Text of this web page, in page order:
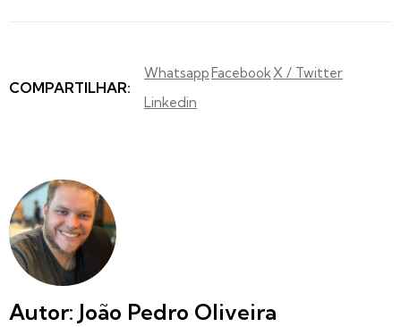
COMPARTILHAR:
Whatsapp FacebookX / Twitter
Linkedin
Autor: João Pedro Oliveira